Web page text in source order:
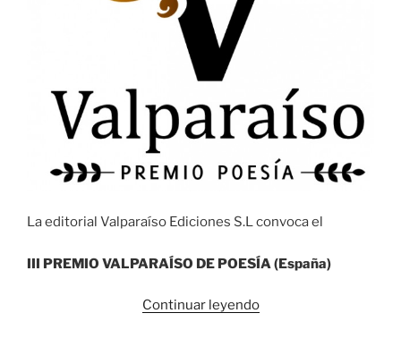
La editorial Valparaíso Ediciones S.L convoca el
III PREMIO VALPARAÍSO DE POESÍA (España)
Continuar leyendo«III